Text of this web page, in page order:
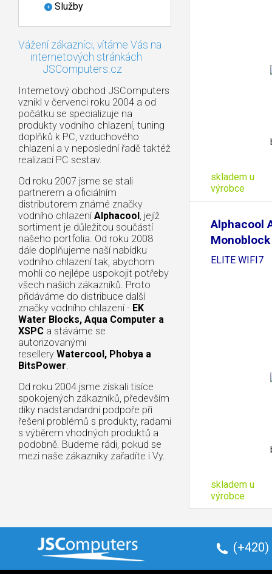
Služby
Vážení zákazníci, vítáme Vás na
internetových stránkách
JSComputers.cz
Internetový obchod JSComputers
vznikl v červenci roku 2004 a od
počátku se specializuje na
produkty vodního chlazení, tuning
doplňků k PC, vzduchového
chlazení a v neposlední řadě taktéž
realizací PC sestav.
Od roku 2007 jsme se stali
partnerem a oficiálním
distributorem známé značky
vodního chlazení Alphacool, jejíž
sortiment je důležitou součástí
našeho portfolia. Od roku 2008
dále doplňujeme naší nabídku
vodního chlazení tak, abychom
mohli co nejlépe uspokojit potřeby
všech našich zákazníků. Proto
přidáváme do distribuce další
značky vodního chlazení - EK
Water Blocks, Aqua Computer a
XSPC a stáváme se
autorizovanými
resellery Watercool, Phobya a
BitsPower.
Od roku 2004 jsme získali tisíce
spokojených zákazníků, především
díky nadstandardní podpoře při
řešení problémů s produkty, radami
s výběrem vhodných produktů a
podobně. Budeme rádi, pokud se
mezi naše zákazníky zařadíte i Vy.
skladem u
výrobce
Alphacool
Monoblock
AORUS
ELITE WIFI7
skladem u
výrobce
(+420)